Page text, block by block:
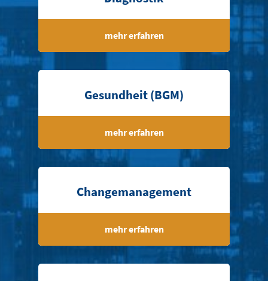
mehr erfahren
Gesundheit (BGM)
mehr erfahren
Changemanagement
mehr erfahren